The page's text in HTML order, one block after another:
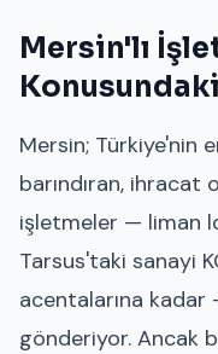
Mersin'lı
Mersin; Türkiye'nin
barındıran, ihracat
işletmeler — liman
Tarsus'taki sanayi
acentalarına
gönderiyor. Ancak